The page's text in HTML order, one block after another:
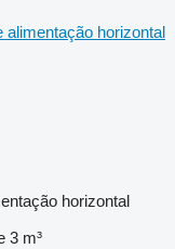
alimentação horizontal
horizontal
3 m³